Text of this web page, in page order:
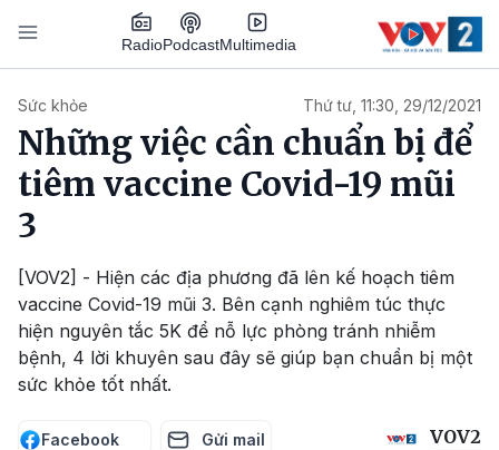
Nhảy đến nội dung
RadioPodcastMultimedia
Sức khỏe Thứ tư, 11:30, 29/12/2021
Những việc cần chuẩn bị để
tiêm vaccine Covid-19 mũi
3
[VOV2] - Hiện các địa phương đã lên kế hoạch tiêm
vaccine Covid-19 mũi 3. Bên cạnh nghiêm túc thực
hiện nguyên tắc 5K để nỗ lực phòng tránh nhiễm
bệnh, 4 lời khuyên sau đây sẽ giúp bạn chuẩn bị một
sức khỏe tốt nhất.
Facebook Gửi mail VOV2